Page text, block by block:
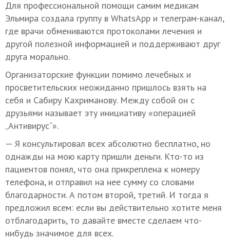
Для профессиональной помощи самим медикам
Эльмира создала группу в WhatsApp и телеграм-канал,
где врачи обмениваются протоколами лечения и
другой полезной информацией и поддерживают друг
друга морально.
Организаторские функции помимо лечебных и
просветительских неожиданно пришлось взять на
себя и Сабиру Кахриманову. Между собой он с
друзьями называет эту инициативу «операцией
„Антивирус“».
— Я консультировал всех абсолютно бесплатно, но
однажды на мою карту пришли деньги. Кто-то из
пациентов понял, что она прикреплена к номеру
телефона, и отправил на нее сумму со словами
благодарности. А потом второй, третий. И тогда я
предложил всем: если вы действительно хотите меня
отблагодарить, то давайте вместе сделаем что-
нибудь значимое для всех.